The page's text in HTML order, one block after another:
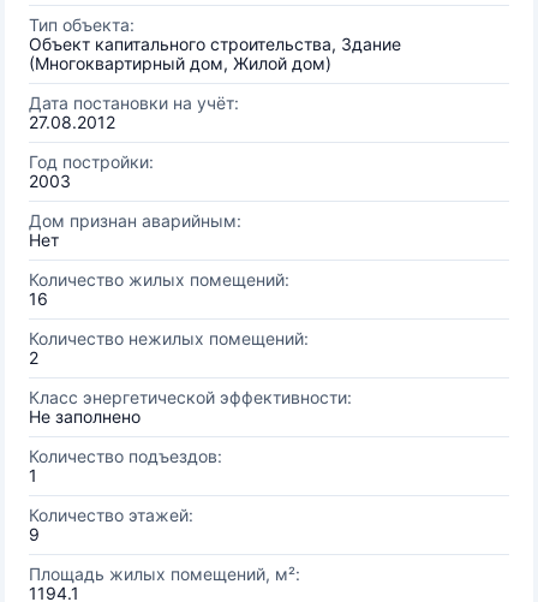
Тип объекта:
Объект капитального строительства, Здание
(Многоквартирный дом, Жилой дом)
Дата постановки на учёт:
27.08.2012
Год постройки:
2003
Дом признан аварийным:
Нет
Количество жилых помещений:
16
Количество нежилых помещений:
2
Класс энергетической эффективности:
Не заполнено
Количество подъездов:
1
Количество этажей:
9
Площадь жилых помещений, м²:
1194.1